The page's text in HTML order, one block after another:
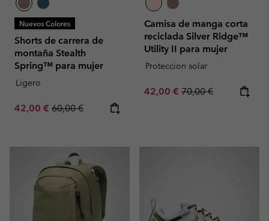
Nuevos Colores
Shorts de carrera de
montaña Stealth
Spring™ para mujer
Ligero
Sale price:
42,00 € Regular price:
60,00 €
Camisa de manga corta
reciclada Silver Ridge™
Utility II para mujer
Proteccion solar
Sale price:
42,00 € Regular price:
70,00 €